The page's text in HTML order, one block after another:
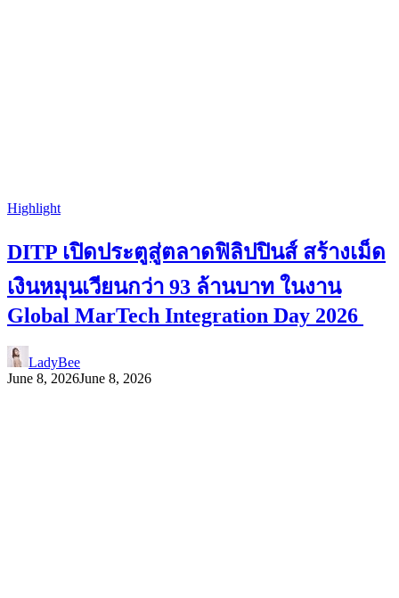
Highlight
DITP เปิดประตูสู่ตลาดฟิลิปปินส์ สร้างเม็ด
เงินหมุนเวียนกว่า 93 ล้านบาท ในงาน
Global MarTech Integration Day 2026
LadyBee
June 8, 2026June 8, 2026